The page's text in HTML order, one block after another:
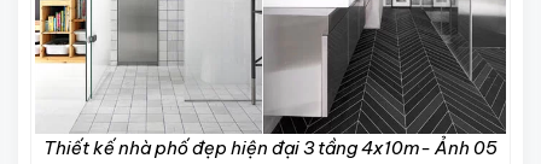
Thiết kế nhà phố đẹp hiện đại 3 tầng 4x10m- Ảnh 05